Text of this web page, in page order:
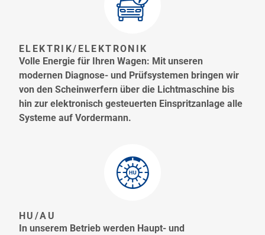
ELEKTRIK/ELEKTRONIK
Volle Energie für Ihren Wagen: Mit unseren
modernen Diagnose- und Prüfsystemen bringen wir
von den Scheinwerfern über die Lichtmaschine bis
hin zur elektronisch gesteuerten Einspritzanlage alle
Systeme auf Vordermann.
HU/AU
In unserem Betrieb werden Haupt- und